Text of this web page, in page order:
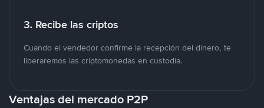
3. Recibe las criptos
Cuando el vendedor confirme la recepción del dinero, te
liberaremos las criptomonedas en custodia.
Ventajas del mercado P2P